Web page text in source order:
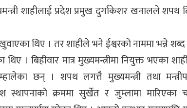
शाहीलाई प्रदेश प्रमुख दुर्गाकेशर खनालले शपथ
थिए । तर शाहीले भने ईश्वरको नाममा भन्ने
। बिहीवार मात्र मुख्यमन्त्रीमा नियुक्त भएका
छन् । शपथ लगत्तै मुख्यमन्त्री तथा
स्थापनाको क्रममा सुर्खेत र जुम्लामा मारिएका